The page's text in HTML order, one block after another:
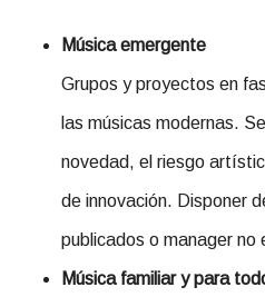
Música emergente
Grupos y proyectos en
las músicas modernas.
novedad, el riesgo
de innovación. Disponer
publicados o manager no
Música familiar y para